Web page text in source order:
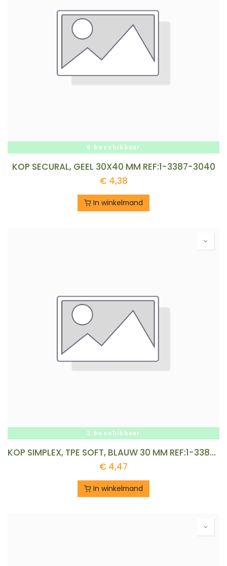
6 beschikbaar
KOP SECURAL, GEEL 30X40 MM REF:1-3387-3040
€ 4,38
In winkelmand
2 beschikbaar
KOP SIMPLEX, TPE SOFT, BLAUW 30 MM REF:1-3382-4-30
€ 4,47
In winkelmand